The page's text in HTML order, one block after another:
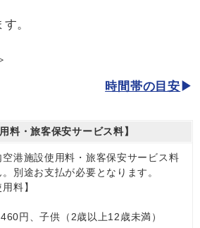
。
時間帯の目安
料・旅客保安サービス料】
港施設使用料・旅客保安サービス料
別途お支払が必要となります。
料】
円、子供（2歳以上12歳未満）